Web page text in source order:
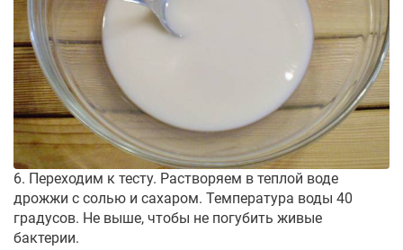
6. Переходим к тесту. Растворяем в теплой воде
дрожжи с солью и сахаром. Температура воды 40
градусов. Не выше, чтобы не погубить живые
бактерии.